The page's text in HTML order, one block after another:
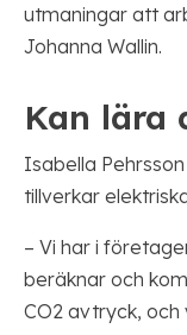
utmaningar att
Johanna Wallin.
Kan lära
Isabella
tillverkar
– Vi har i
beräknar och
CO2 avtryck, och